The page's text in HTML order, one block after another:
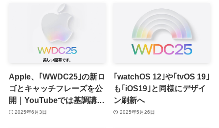
Apple、｢WWDC25｣の新ロ
ゴとキャッチフレーズを公
開｜YouTubeでは基調講演
のライブ配信ページも公開
2025年6月3日
｢watchOS 12｣や｢tvOS 19｣
も｢iOS19｣と同様にデザイ
ン刷新へ
2025年5月26日